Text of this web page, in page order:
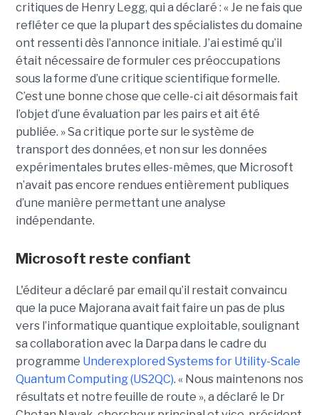
critiques de Henry Legg, qui a déclaré : « Je ne fais que
refléter ce que la plupart des spécialistes du domaine
ont ressenti dès l’annonce initiale. J’ai estimé qu’il
était nécessaire de formuler ces préoccupations
sous la forme d’une critique scientifique formelle.
C’est une bonne chose que celle-ci ait désormais fait
l’objet d’une évaluation par les pairs et ait été
publiée. »Sa critique porte sur le système de
transport des données, et non sur les données
expérimentales brutes elles-mêmes, que Microsoft
n’avait pas encore rendues entièrement publiques
d’une manière permettant une analyse
indépendante.
Microsoft reste confiant
L'éditeur a déclaré par email qu’il restait convaincu
que la puce Majorana avait fait faire un pas de plus
vers l’informatique quantique exploitable, soulignant
sa collaboration avec la Darpa dans le cadre du
programme Underexplored Systems for Utility-Scale
Quantum Computing (US2QC). « Nous maintenons nos
résultats et notre feuille de route », a déclaré le Dr